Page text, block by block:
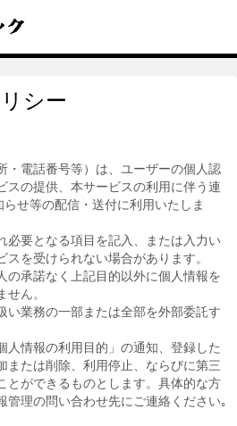
シー
・電話番号等）は、ユーザーの個人認
スの提供、本サービスの利用に伴う連
せ等の配信・送付に利用いたしま
必要となる項目を記入、または入力い
を受けられない場合があります。
の承諾なく上記目的以外に個人情報を
ん。
い業務の一部または全部を外部委託す
人情報の利用目的」の通知、登録した
または削除、利用停止、ならびに第三
とができるものとします。具体的な方
管理の問い合わせ先にご連絡ください｡